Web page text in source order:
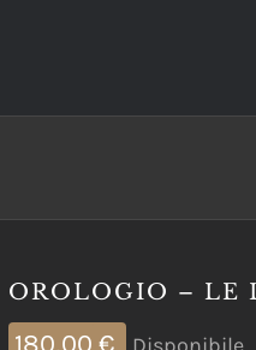
OROLOGIO – LE